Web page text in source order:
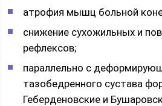
атрофия мышц больной
снижение сухожильных и
рефлексов;
параллельно с
тазобедренного сустава
Геберденовские и